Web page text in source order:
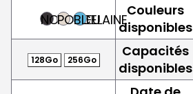
NOIRPORCELAINE
BLEU
Couleurs
disponibles
128Go 256Go
Capacités
disponibles